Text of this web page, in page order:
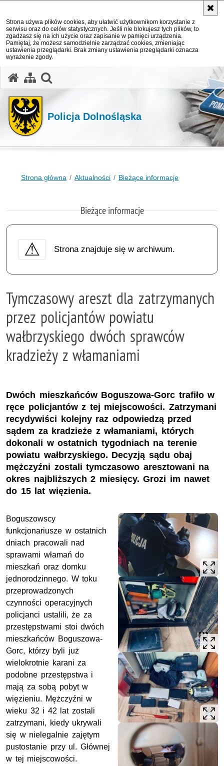
Strona używa plików cookies, aby ułatwić użytkownikom korzystanie z
serwisu oraz do celów statystycznych. Jeśli nie blokujesz tych plików, to
zgadzasz się na ich użycie oraz zapisanie w pamięci urządzenia.
Pamiętaj, że możesz samodzielnie zarządzać cookies, zmieniając
ustawienia przeglądarki. Brak zmiany ustawienia przeglądarki oznacza
wyrażenie zgody.
Policja Dolnośląska
Strona główna Aktualności Bieżące informacje
Bieżące informacje
Strona znajduje się w archiwum.
Tymczasowy areszt dla zatrzymanych
przez policjantów powiatu
wałbrzyskiego dwóch sprawców
kradzieży z włamaniami
Dwóch mieszkańców Boguszowa-Gorc trafiło w
ręce policjantów z tej miejscowości. Zatrzymani
recydywiści kolejny raz odpowiedzą przed
sądem za kradzieże z włamaniami, których
dokonali w ostatnich tygodniach na terenie
powiatu wałbrzyskiego. Decyzją sądu obaj
mężczyźni zostali tymczasowo aresztowani na
okres najbliższych 2 miesięcy. Grozi im nawet
do 15 lat więzienia.
Boguszowscy
funkcjonariusze w ostatnich
dniach pracowali nad
sprawami włamań do
mieszkań oraz domku
jednorodzinnego. W toku
przeprowadzonych
czynności operacyjnych
policjanci ustalili, że za
przestępstwami stoi dwóch
mieszkańców Boguszowa-
Gorc, którzy byli już
wielokrotnie karani za
podobne przestępstwa i
mają za sobą pobyt w
więzieniu. Mężczyźni w
wieku 32 i 42 lat zostali
zatrzymani, kiedy ukrywali
się w nielegalnie zajętym
pustostanie przy ul. Głównej
w tej miejscowości.